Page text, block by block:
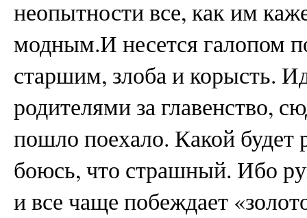
неопытности все, как им
модным.И несется галопом
старшим, злоба и корысть.
родителями за главенство,
пошло поехало. Какой будет
боюсь, что страшный. Ибо
и все чаще побеждает